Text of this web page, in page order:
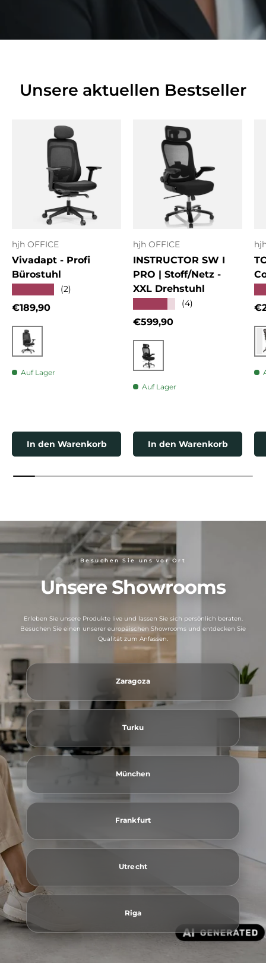
Unsere aktuellen Bestseller
hjh OFFICE
Vivadapt - Profi
Bürostuhl
(2)
Normaler Preis
€189,90
Schwarz
Auf Lager
In den Warenkorb
hjh OFFICE
INSTRUCTOR SW I
PRO | Stoff/Netz -
XXL Drehstuhl
(4)
Normaler Preis
€599,90
Schwarz
Auf Lager
In den Warenkorb
Besuchen Sie uns vor Ort
Unsere Showrooms
Erleben Sie unsere Produkte live und lassen Sie sich persönlich beraten.
Besuchen Sie einen unserer europäischen Showrooms und entdecken Sie
Qualität zum Anfassen.
Zaragoza
Turku
München
Frankfurt
Utrecht
Riga